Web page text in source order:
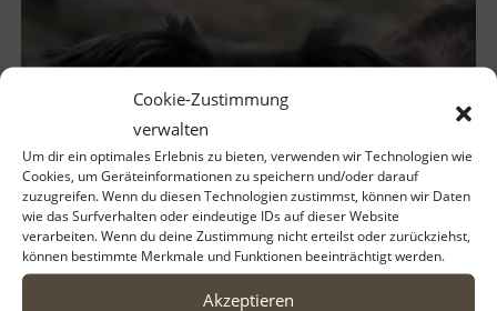
Cookie-Zustimmung
verwalten
Um dir ein optimales Erlebnis zu bieten, verwenden wir Technologien wie
Cookies, um Geräteinformationen zu speichern und/oder darauf
zuzugreifen. Wenn du diesen Technologien zustimmst, können wir Daten
wie das Surfverhalten oder eindeutige IDs auf dieser Website
verarbeiten. Wenn du deine Zustimmung nicht erteilst oder zurückziehst,
können bestimmte Merkmale und Funktionen beeinträchtigt werden.
Akzeptieren